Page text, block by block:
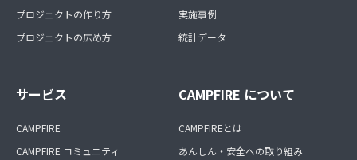
プロジェクトの作り方
プロジェクトの広め方
実施事例
統計データ
サービス
CAMPFIRE
CAMPFIRE コミュニティ
CAMPFIRE について
CAMPFIREとは
あんしん・安全への取り組み